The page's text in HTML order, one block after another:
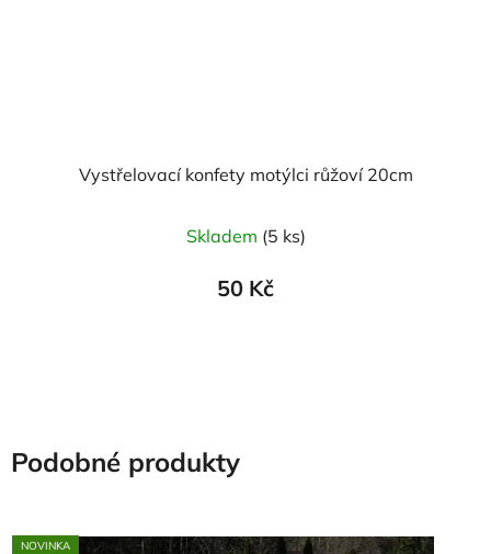
Vystřelovací konfety motýlci růžoví 20cm
Skladem (5 ks)
50 Kč
Podobné produkty
NOVINKA